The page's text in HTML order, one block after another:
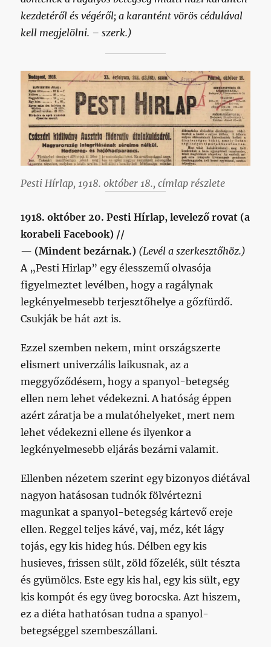
kezdetéről és végéről; a karantént vörös cédulával
kell megjelölni. – szerk.)
Pesti Hírlap, 1918. október 18., címlap részlete
1918. október 20. Pesti Hírlap, levelező rovat (a
korabeli Facebook) //
— (Mindent bezárnak.) (Levél a szerkesztőhöz.)
A „Pesti Hirlap” egy élesszemű olvasója
figyelmeztet levélben, hogy a ragálynak
legkényelmesebb terjesztőhelye a gőzfürdő.
Csukják be hát azt is.
Ezzel szemben nekem, mint országszerte
elismert univerzális laikusnak, az a
meggyőződésem, hogy a spanyol-betegség
ellen nem lehet védekezni. A hatóság éppen
azért záratja be a mulatóhelyeket, mert nem
lehet védekezni ellene és ilyenkor a
legkényelmesebb eljárás bezárni valamit.
Ellenben nézetem szerint egy bizonyos diétával
nagyon hatásosan tudnók fölvértezni
magunkat a spanyol-betegség kártevő ereje
ellen. Reggel teljes kávé, vaj, méz, két lágy
tojás, egy kis hideg hús. Délben egy kis
husieves, frissen sült, zöld főzelék, sült tészta
és gyümölcs. Este egy kis hal, egy kis sült, egy
kis kompót és egy üveg borocska. Azt hiszem,
ez a diéta hathatósan tudna a spanyol-
betegséggel szembeszállani.